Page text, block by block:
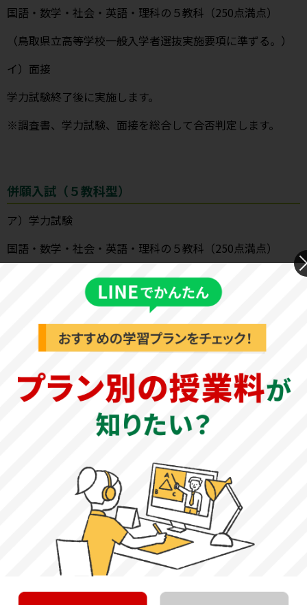
国語・数学・社会・英語・理科の５教科（250点満点）
（鳥取県立高等学校一般入学者選抜実施要項に準ずる。）
イ）面接
学力試験終了後に実施します。
※調査書、学力試験、面接を総合して合否判定します。
併願入試（５教科型）
ア）学力試験
国語・数学・社会・英語・理科の５教科（250点満点）
令和4年度募集要項
高校受験対策！
指導要項を作成します。
合格したい学校がある方
30年の指導実績から蓄積しているWAM のデータを利
用し、合格のためのカリキュラムをオーダーメイドで
作成します。
何から手を付けたらいいかわからない方